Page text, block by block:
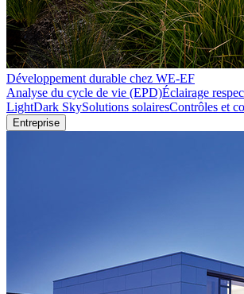
Développement durable chez WE-EF
Analyse du cycle de vie (EPD)Éclairage
LightDark SkySolutions solairesContrôles et
Entreprise